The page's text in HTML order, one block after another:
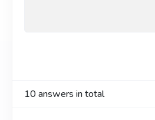
10answers in total